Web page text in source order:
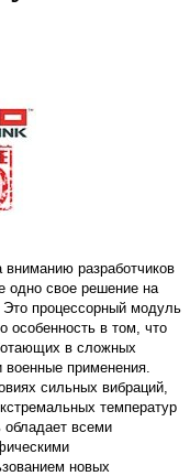
вниманию разработчиков
одно свое решение на
Это процессорный модуль
особенность в том, что
в сложных
применения.
сильных вибраций,
температур
всеми
новых